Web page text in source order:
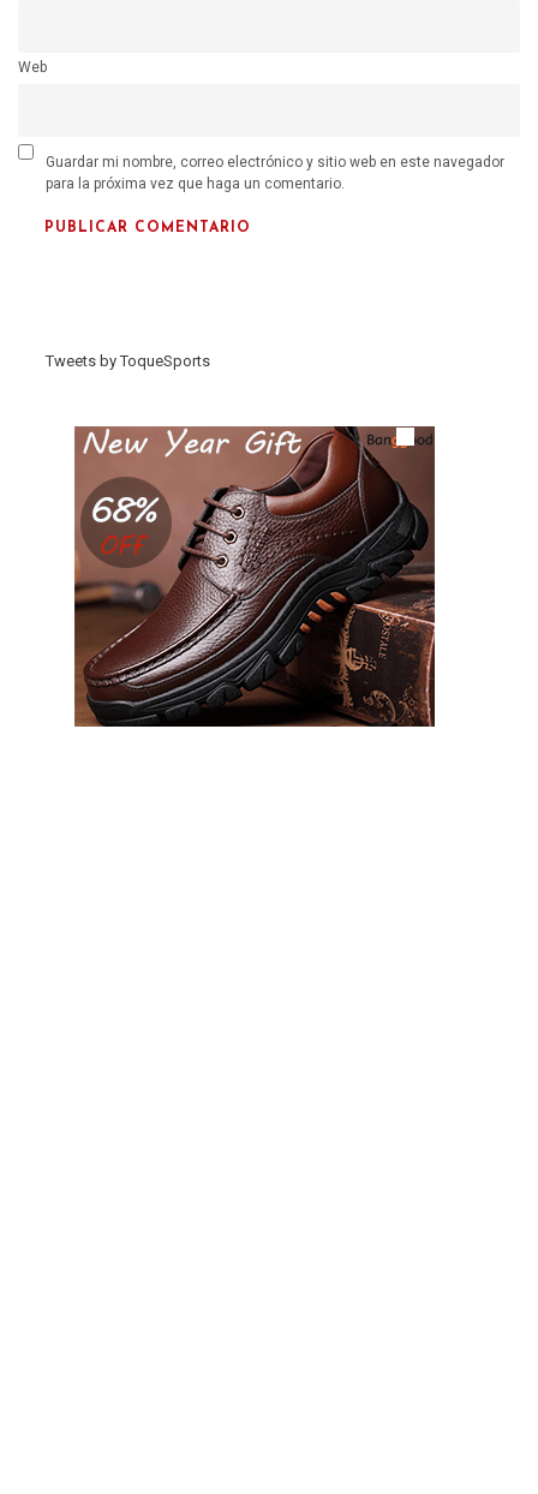
Web
Guardar mi nombre, correo electrónico y sitio web en este navegador
para la próxima vez que haga un comentario.
Tweets by ToqueSports